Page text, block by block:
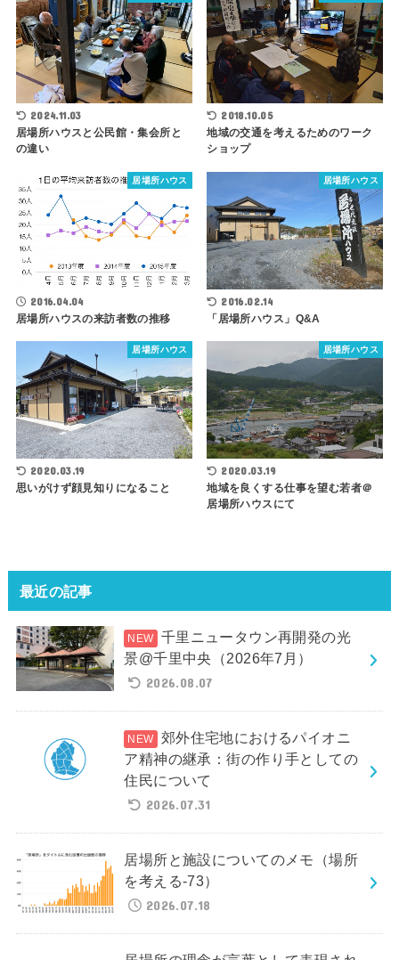
2024.11.03
居場所ハウスと公民館・集会所と
の違い
2018.10.05
地域の交通を考えるためのワーク
ショップ
居場所ハウス
2016.04.04
居場所ハウスの来訪者数の推移
居場所ハウス
2016.02.14
「居場所ハウス」Q&A
居場所ハウス
2020.03.19
思いがけず顔見知りになること
居場所ハウス
2020.03.19
地域を良くする仕事を望む若者＠
居場所ハウスにて
最近の記事
千里ニュータウン再開発の光
景@千里中央（2026年7月）
2026.08.07
郊外住宅地におけるパイオニ
ア精神の継承：街の作り手としての
住民について
2026.07.31
居場所と施設についてのメモ（場所
を考える-73）
2026.07.18